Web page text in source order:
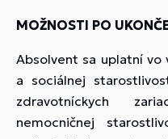
MOŽNOSTI PO
Absolvent sa uplatní vo
a sociálnej
zdravotníckych
nemocničnej